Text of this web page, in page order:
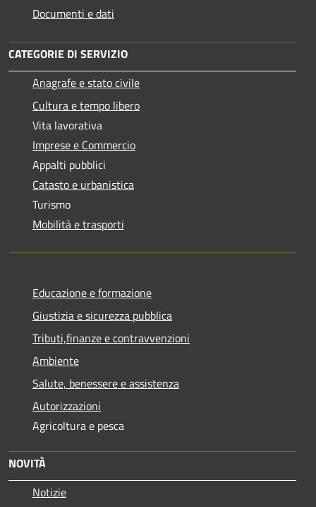
Documenti e dati
CATEGORIE DI SERVIZIO
Anagrafe e stato civile
Cultura e tempo libero
Vita lavorativa
Imprese e Commercio
Appalti pubblici
Catasto e urbanistica
Turismo
Mobilità e trasporti
Educazione e formazione
Giustizia e sicurezza pubblica
Tributi,finanze e contravvenzioni
Ambiente
Salute, benessere e assistenza
Autorizzazioni
Agricoltura e pesca
NOVITÀ
Notizie